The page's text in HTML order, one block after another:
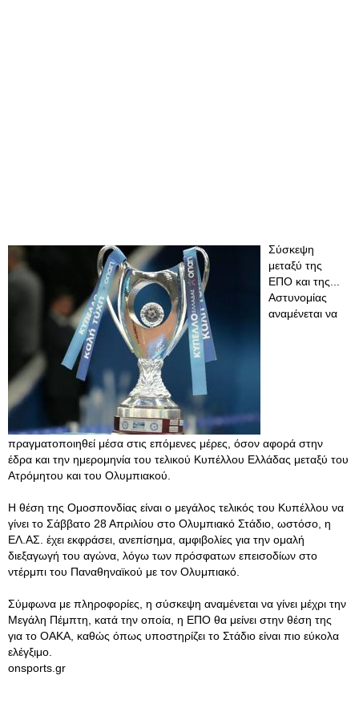
Σύσκεψη
μεταξύ της
ΕΠΟ και της...
Αστυνομίας
αναμένεται να
πραγματοποιηθεί μέσα στις επόμενες μέρες, όσον αφορά στην
έδρα και την ημερομηνία του τελικού Κυπέλλου Ελλάδας μεταξύ του
Ατρόμητου και του Ολυμπιακού.
Η θέση της Ομοσπονδίας είναι ο μεγάλος τελικός του Κυπέλλου να
γίνει το Σάββατο 28 Απριλίου στο Ολυμπιακό Στάδιο, ωστόσο, η
ΕΛ.ΑΣ. έχει εκφράσει, ανεπίσημα, αμφιβολίες για την ομαλή
διεξαγωγή του αγώνα, λόγω των πρόσφατων επεισοδίων στο
ντέρμπι του Παναθηναϊκού με τον Ολυμπιακό.
Σύμφωνα με πληροφορίες, η σύσκεψη αναμένεται να γίνει μέχρι την
Μεγάλη Πέμπτη, κατά την οποία, η ΕΠΟ θα μείνει στην θέση της
για το ΟΑΚΑ, καθώς όπως υποστηρίζει το Στάδιο είναι πιο εύκολα
ελέγξιμο.
onsports.gr